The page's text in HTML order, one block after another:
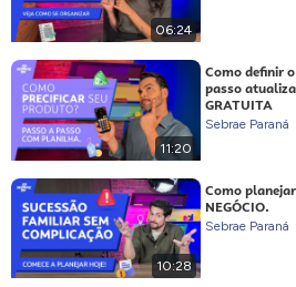
06:24
11:20
Como definir
passo
GRATUITA
Sebrae Paraná
10:28
Como
NEGÓCIO.
Sebrae Paraná